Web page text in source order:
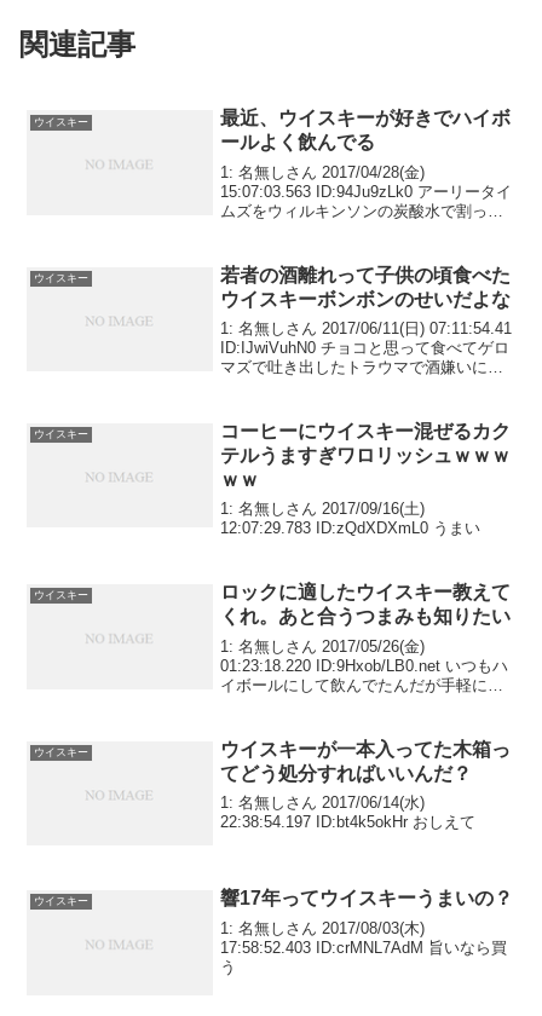
関連記事
ウイスキー
最近、ウイスキーが好きでハイボ
ールよく飲んでる
1: 名無しさん 2017/04/28(金)
15:07:03.563 ID:94Ju9zLk0 アーリータイ
ムズをウィルキンソンの炭酸水で割って
ウイスキー
若者の酒離れって子供の頃食べた
ウイスキーボンボンのせいだよな
1: 名無しさん 2017/06/11(日) 07:11:54.41
ID:IJwiVuhN0 チョコと思って食べてゲロ
マズで吐き出したトラウマで酒嫌いにな
ウイスキー
コーヒーにウイスキー混ぜるカク
テルうますぎワロリッシュｗｗｗ
ｗｗ
1: 名無しさん 2017/09/16(土)
12:07:29.783 ID:zQdXDXmL0 うまい
ウイスキー
ロックに適したウイスキー教えて
くれ。あと合うつまみも知りたい
1: 名無しさん 2017/05/26(金)
01:23:18.220 ID:9Hxob/LB0.net いつもハ
イボールにして飲んでたんだが手軽に酔
あと調理いらずの...
ウイスキー
ウイスキーが一本入ってた木箱っ
てどう処分すればいいんだ？
1: 名無しさん 2017/06/14(水)
22:38:54.197 ID:bt4k5okHr おしえて
ウイスキー 響17年ってウイスキーうまいの？
1: 名無しさん 2017/08/03(木)
17:58:52.403 ID:crMNL7AdM 旨いなら買
う